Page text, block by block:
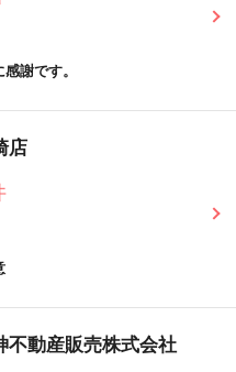
謝です。
店
不動産販売株式会社